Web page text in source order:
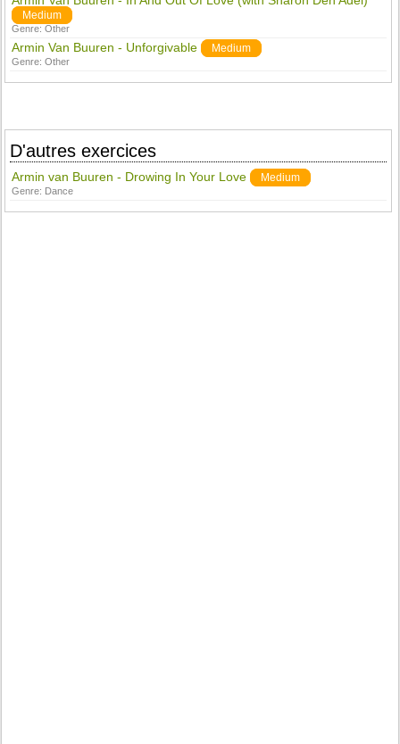
Medium
Genre:Other
Armin Van Buuren - Unforgivable Medium
Genre:Other
D'autres exercices
Armin van Buuren - Drowing In Your Love Medium
Genre: Dance